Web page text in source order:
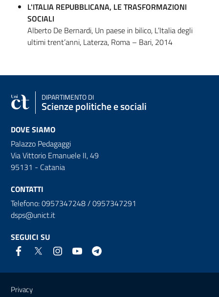
L'ITALIA REPUBBLICANA, LE TRASFORMAZIONI
SOCIALI
Alberto De Bernardi, Un paese in bilico, L’Italia degli
ultimi trent’anni, Laterza, Roma – Bari, 2014
DIPARTIMENTO DI
Scienze politiche e sociali
DOVE SIAMO
Palazzo Pedagaggi
Via Vittorio Emanuele II, 49
95131 - Catania
CONTATTI
Telefono: 0957347248 / 0957347291
dsps@unict.it
SEGUICI SU
Link e informazioni utili
Privacy